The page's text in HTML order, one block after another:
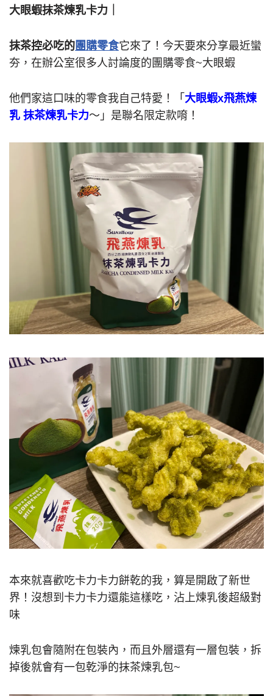
大眼蝦抹茶煉乳卡力｜
抹茶控必吃的團購零食它來了！今天要來分享最近蠻
夯，在辦公室很多人討論度的團購零食~大眼蝦
他們家這口味的零食我自己特愛！「 大眼蝦x飛燕煉
乳 抹茶煉乳卡力～」是聯名限定款唷！
本來就喜歡吃卡力卡力餅乾的我，算是開啟了新世
界！沒想到卡力卡力還能這樣吃，沾上煉乳後超級對
味
煉乳包會隨附在包裝內，而且外層還有一層包裝，拆
掉後就會有一包乾淨的抹茶煉乳包~